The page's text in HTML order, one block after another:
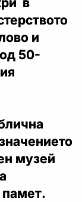
и
50-
музей
памет.